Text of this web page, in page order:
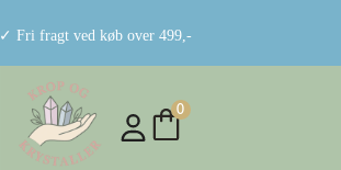
✓ Fri fragt ved køb over 499,-
0